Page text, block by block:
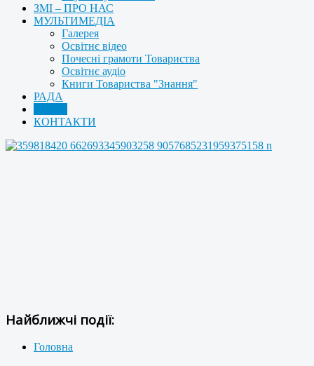
ЗМІ – ПРО НАС
МУЛЬТИМЕДІА
Галерея
Освітнє відео
Почесні грамоти Товариства
Освітнє аудіо
Книги Товариства "Знання"
РАДА
КОНТАКТИ
Найближчі події:
Головна